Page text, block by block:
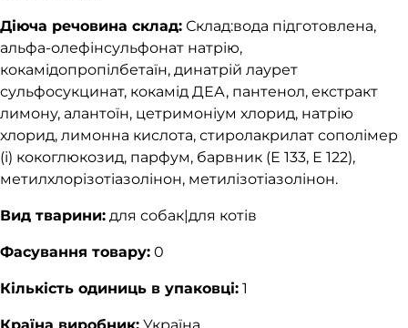
Діюча речовина склад: Склад:вода підготовлена,
альфа-олефінсульфонат натрію,
кокамідопропілбетаїн, динатрій лаурет
сульфосукцинат, кокамід ДЕА, пантенол, екстракт
лимону, алантоїн, цетримоніум хлорид, натрію
хлорид, лимонна кислота, стиролакрилат сополімер
(і) кокоглюкозид, парфум, барвник (Е 133, Е 122),
метилхлорізотіазолінон, метилізотіазолінон.
Вид тварини: для собак|для котів
Фасування товару: 0
Кількість одиниць в упаковці: 1